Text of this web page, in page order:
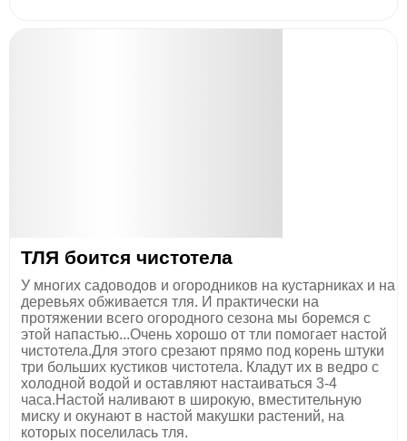
ТЛЯ боится чистотела
У многих садоводов и огородников на кустарниках и на
деревьях обживается тля. И практически на
протяжении всего огородного сезона мы боремся с
этой напастью...Очень хорошо от тли помогает настой
чистотела.Для этого срезают прямо под корень штуки
три больших кустиков чистотела. Кладут их в ведро с
холодной водой и оставляют настаиваться 3-4
часа.Настой наливают в широкую, вместительную
миску и окунают в настой макушки растений, на
которых поселилась тля.